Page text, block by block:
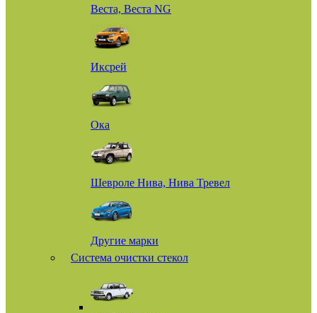
Веста, Веста NG
Иксрей
Ока
Шевроле Нива, Нива Тревел
Другие марки
Система очистки стекол